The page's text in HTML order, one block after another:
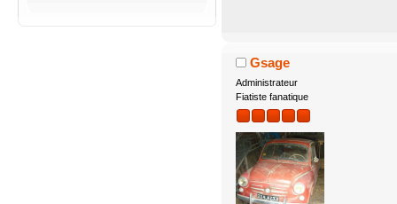
Gsage
Administrateur
Fiatiste fanatique